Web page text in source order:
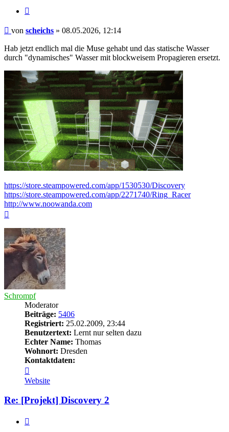
Beitrag
von scheichs » 08.05.2026, 12:14
Hab jetzt endlich mal die Muse gehabt und das statische Wasser
durch "dynamisches" Wasser mit blockweisem Propagieren ersetzt.
https://store.steampowered.com/app/1530530/Discovery
https://store.steampowered.com/app/2271740/Ring_Racer
http://www.noowanda.com
Schrompf
Moderator
Beiträge: 5406
Registriert: 25.02.2009, 23:44
Benutzertext: Lernt nur selten dazu
Echter Name: Thomas
Wohnort: Dresden
Kontaktdaten:
von
Schrompf
Website
Re: [Projekt] Discovery 2